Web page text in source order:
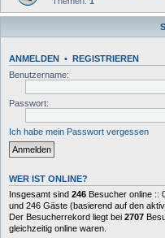
ANMELDEN • REGISTRIEREN
Benutzername:
Passwort:
Ich habe mein Passwort vergessen
WER IST ONLINE?
Insgesamt sind 246 Besucher online ::
und 246 Gäste (basierend auf den
Der Besucherrekord liegt bei 2707
gleichzeitig online waren.